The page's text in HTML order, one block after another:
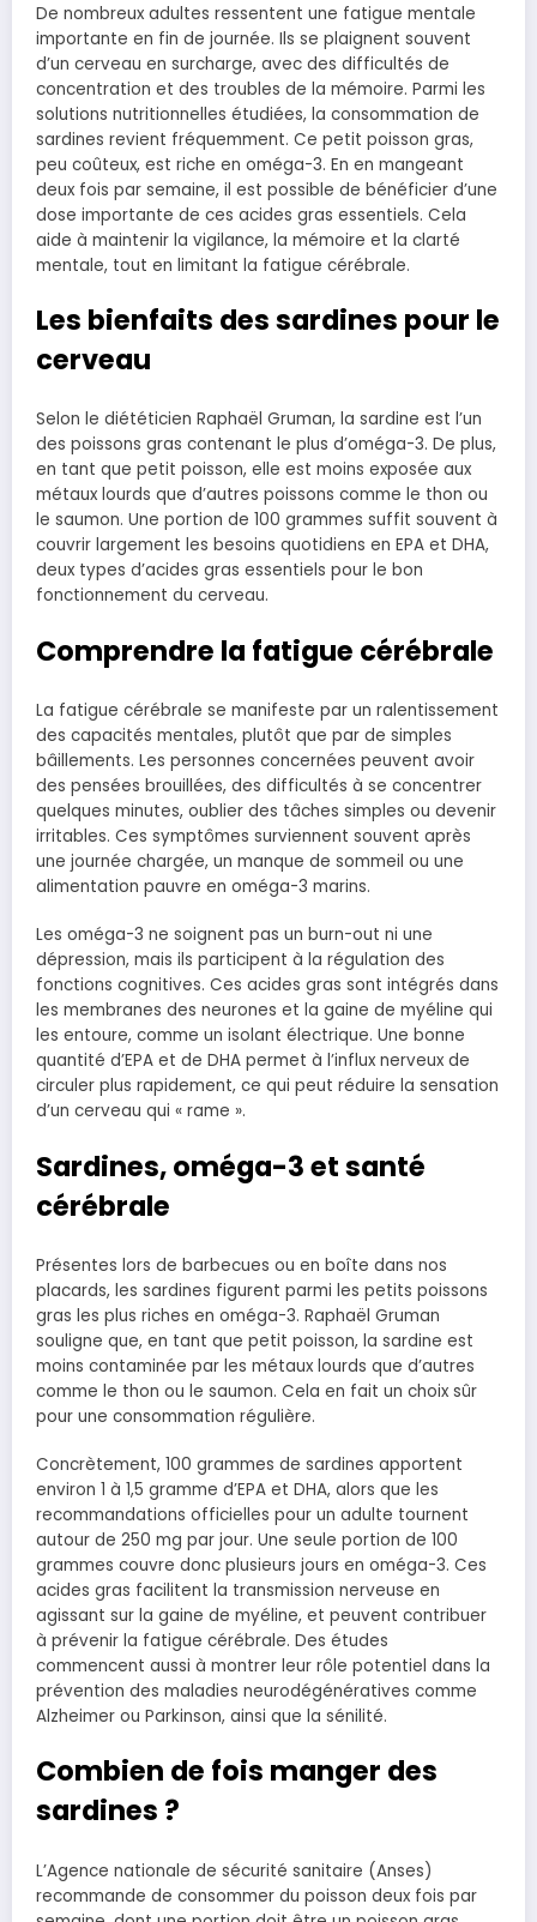
De nombreux adultes ressentent une fatigue mentale
importante en fin de journée. Ils se plaignent souvent
d’un cerveau en surcharge, avec des difficultés de
concentration et des troubles de la mémoire. Parmi les
solutions nutritionnelles étudiées, la consommation de
sardines revient fréquemment. Ce petit poisson gras,
peu coûteux, est riche en oméga-3. En en mangeant
deux fois par semaine, il est possible de bénéficier d’une
dose importante de ces acides gras essentiels. Cela
aide à maintenir la vigilance, la mémoire et la clarté
mentale, tout en limitant la fatigue cérébrale.
Les bienfaits des sardines pour le
cerveau
Selon le diététicien Raphaël Gruman, la sardine est l’un
des poissons gras contenant le plus d’oméga-3. De plus,
en tant que petit poisson, elle est moins exposée aux
métaux lourds que d’autres poissons comme le thon ou
le saumon. Une portion de 100 grammes suffit souvent à
couvrir largement les besoins quotidiens en EPA et DHA,
deux types d’acides gras essentiels pour le bon
fonctionnement du cerveau.
Comprendre la fatigue cérébrale
La fatigue cérébrale se manifeste par un ralentissement
des capacités mentales, plutôt que par de simples
bâillements. Les personnes concernées peuvent avoir
des pensées brouillées, des difficultés à se concentrer
quelques minutes, oublier des tâches simples ou devenir
irritables. Ces symptômes surviennent souvent après
une journée chargée, un manque de sommeil ou une
alimentation pauvre en oméga-3 marins.
Les oméga-3 ne soignent pas un burn-out ni une
dépression, mais ils participent à la régulation des
fonctions cognitives. Ces acides gras sont intégrés dans
les membranes des neurones et la gaine de myéline qui
les entoure, comme un isolant électrique. Une bonne
quantité d’EPA et de DHA permet à l’influx nerveux de
circuler plus rapidement, ce qui peut réduire la sensation
d’un cerveau qui « rame ».
Sardines, oméga-3 et santé
cérébrale
Présentes lors de barbecues ou en boîte dans nos
placards, les sardines figurent parmi les petits poissons
gras les plus riches en oméga-3. Raphaël Gruman
souligne que, en tant que petit poisson, la sardine est
moins contaminée par les métaux lourds que d’autres
comme le thon ou le saumon. Cela en fait un choix sûr
pour une consommation régulière.
Concrètement, 100 grammes de sardines apportent
environ 1 à 1,5 gramme d’EPA et DHA, alors que les
recommandations officielles pour un adulte tournent
autour de 250 mg par jour. Une seule portion de 100
grammes couvre donc plusieurs jours en oméga-3. Ces
acides gras facilitent la transmission nerveuse en
agissant sur la gaine de myéline, et peuvent contribuer
à prévenir la fatigue cérébrale. Des études
commencent aussi à montrer leur rôle potentiel dans la
prévention des maladies neurodégénératives comme
Alzheimer ou Parkinson, ainsi que la sénilité.
Combien de fois manger des
sardines ?
L’Agence nationale de sécurité sanitaire (Anses)
recommande de consommer du poisson deux fois par